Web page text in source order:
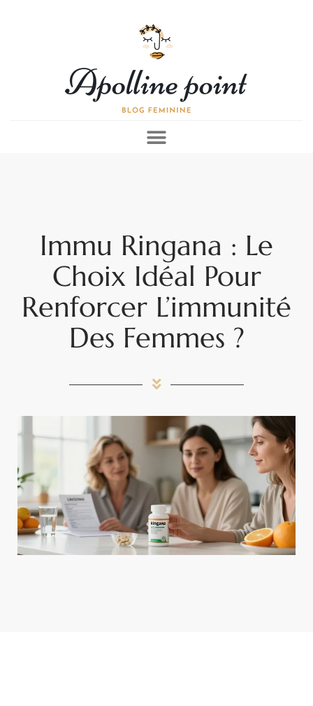
Immu Ringana : Le
Choix Idéal Pour
Renforcer L’immunité
Des Femmes ?